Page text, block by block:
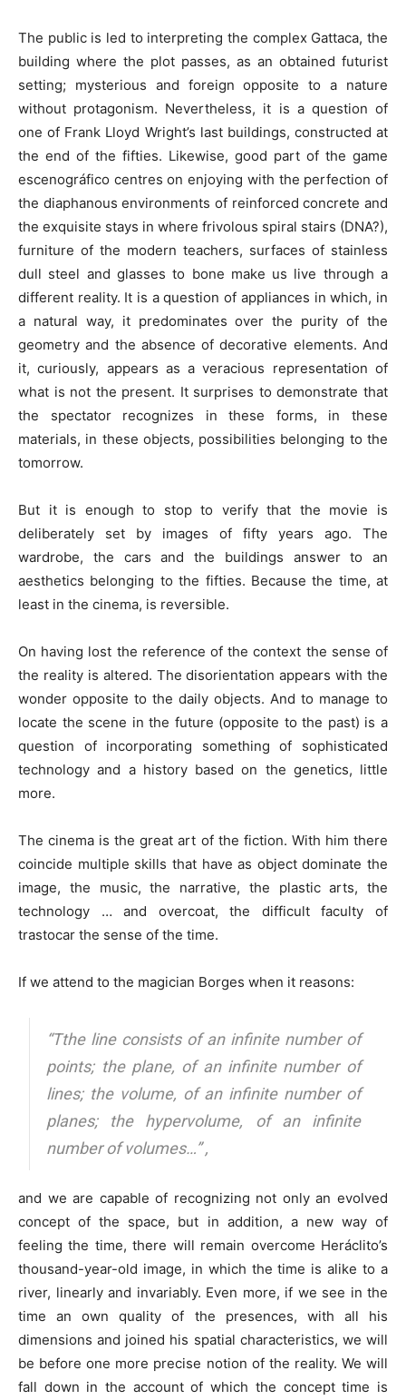
The public is led to interpreting the complex Gattaca, the
building where the plot passes, as an obtained futurist
setting; mysterious and foreign opposite to a nature
without protagonism. Nevertheless, it is a question of
one of Frank Lloyd Wright’s last buildings, constructed at
the end of the fifties. Likewise, good part of the game
escenográfico centres on enjoying with the perfection of
the diaphanous environments of reinforced concrete and
the exquisite stays in where frivolous spiral stairs (DNA?),
furniture of the modern teachers, surfaces of stainless
dull steel and glasses to bone make us live through a
different reality. It is a question of appliances in which, in
a natural way, it predominates over the purity of the
geometry and the absence of decorative elements. And
it, curiously, appears as a veracious representation of
what is not the present. It surprises to demonstrate that
the spectator recognizes in these forms, in these
materials, in these objects, possibilities belonging to the
tomorrow.
But it is enough to stop to verify that the movie is
deliberately set by images of fifty years ago. The
wardrobe, the cars and the buildings answer to an
aesthetics belonging to the fifties. Because the time, at
least in the cinema, is reversible.
On having lost the reference of the context the sense of
the reality is altered. The disorientation appears with the
wonder opposite to the daily objects. And to manage to
locate the scene in the future (opposite to the past) is a
question of incorporating something of sophisticated
technology and a history based on the genetics, little
more.
The cinema is the great art of the fiction. With him there
coincide multiple skills that have as object dominate the
image, the music, the narrative, the plastic arts, the
technology … and overcoat, the difficult faculty of
trastocar the sense of the time.
If we attend to the magician Borges when it reasons:
“Tthe line consists of an infinite number of
points; the plane, of an infinite number of
lines; the volume, of an infinite number of
planes; the hypervolume, of an infinite
number of volumes…” ,
and we are capable of recognizing not only an evolved
concept of the space, but in addition, a new way of
feeling the time, there will remain overcome Heráclito’s
thousand-year-old image, in which the time is alike to a
river, linearly and invariably. Even more, if we see in the
time an own quality of the presences, with all his
dimensions and joined his spatial characteristics, we will
be before one more precise notion of the reality. We will
fall down in the account of which the concept time is